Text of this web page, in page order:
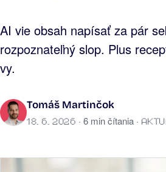
AI vie obsah napísať za pár
rozpoznateľný slop. Plus
vy.
Tomáš Martinčok
18. 6. 2026 · 6 min čítania ·